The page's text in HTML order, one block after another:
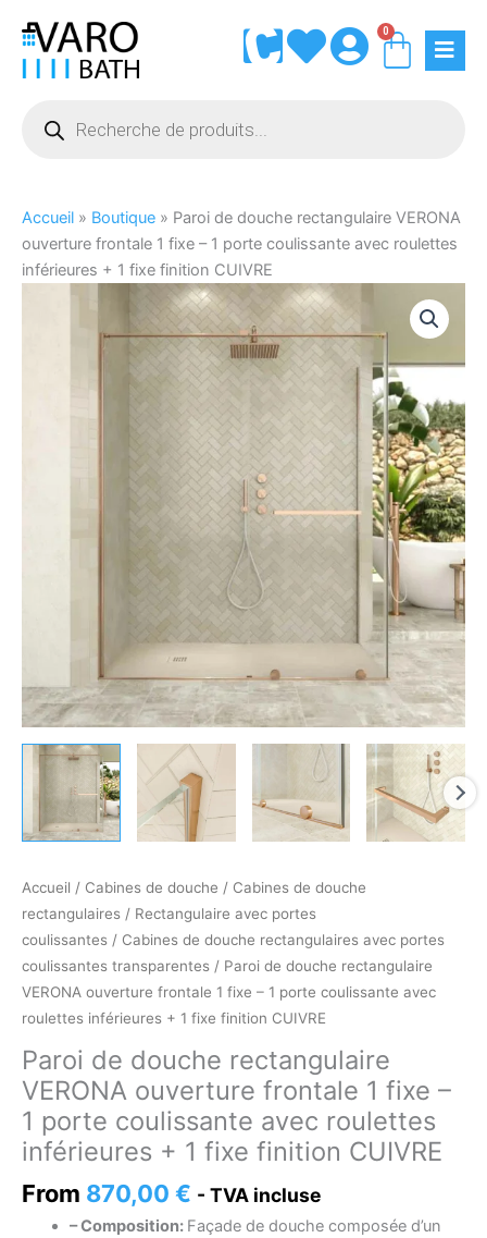
contenu
0
produits
Accueil » Boutique » Paroi de douche rectangulaire VERONA
ouverture frontale 1 fixe – 1 porte coulissante avec roulettes
inférieures + 1 fixe finition CUIVRE
Accueil / Cabines de douche / Cabines de douche
rectangulaires / Rectangulaire avec portes
coulissantes / Cabines de douche rectangulaires avec portes
coulissantes transparentes / Paroi de douche rectangulaire
VERONA ouverture frontale 1 fixe – 1 porte coulissante avec
roulettes inférieures + 1 fixe finition CUIVRE
Paroi de douche rectangulaire
VERONA ouverture frontale 1 fixe –
1 porte coulissante avec roulettes
inférieures + 1 fixe finition CUIVRE
From 870,00 € - TVA incluse
– Composition: Façade de douche composée d’un
avec
roulettes
inférieures
finition